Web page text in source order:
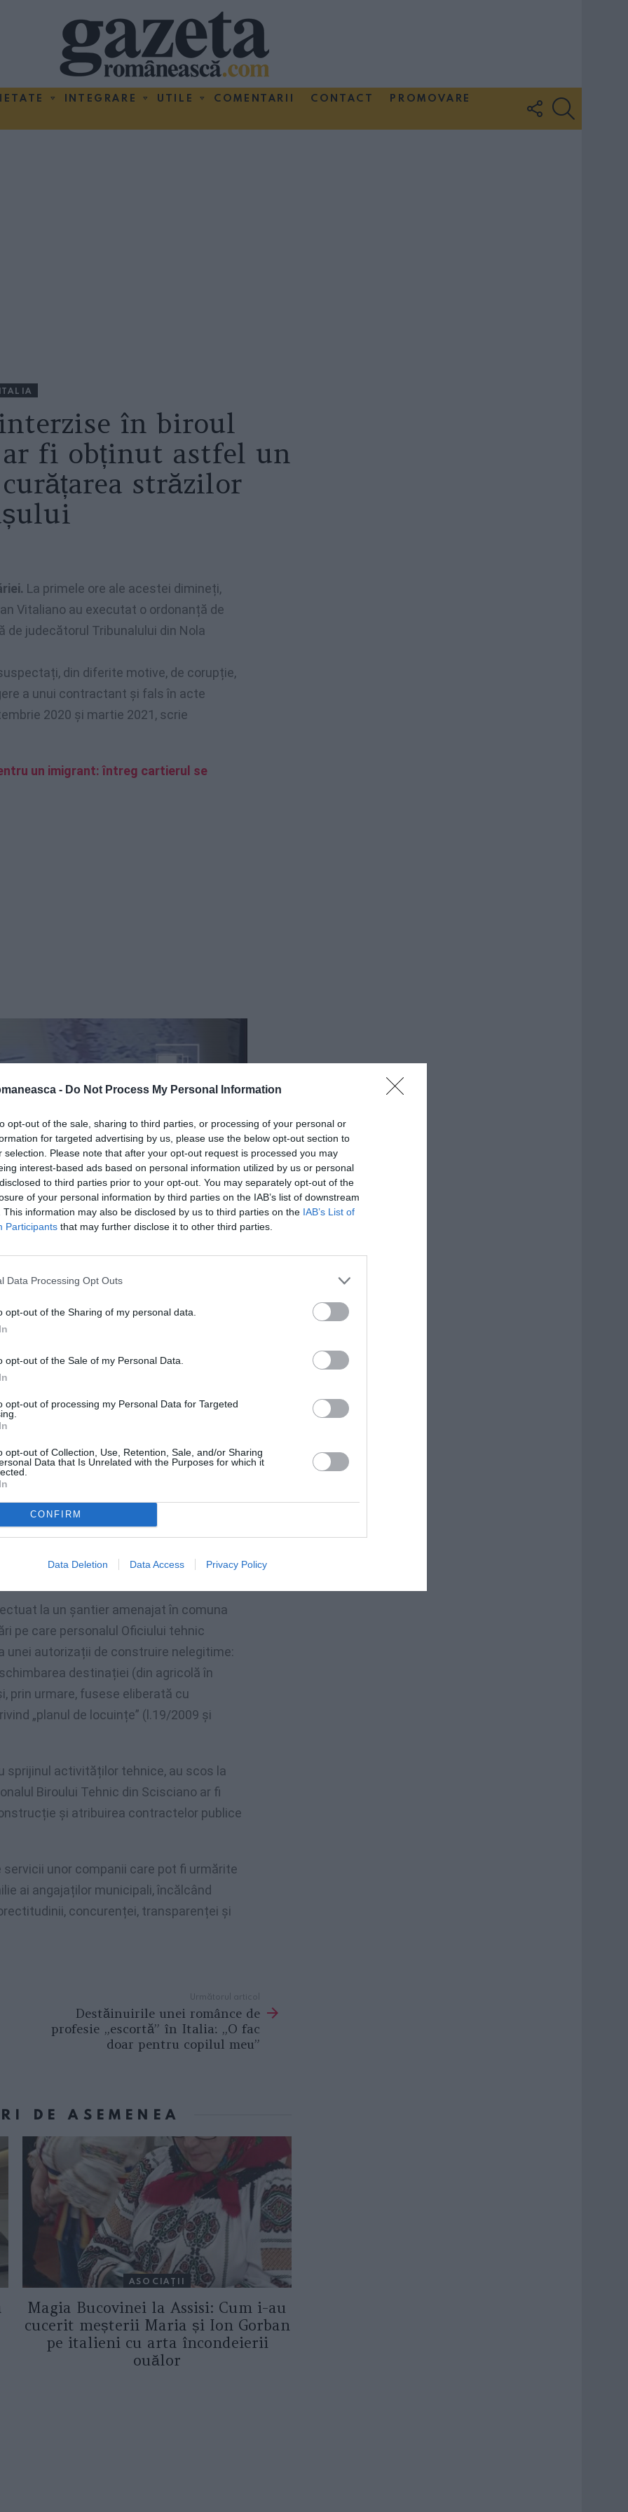
- Do Not Process My Personal Information
opt-out of the sale, sharing to third parties, or processing of your personal or
for targeted advertising by us, please use the below opt-out section to
selection. Please note that after your opt-out request is processed you may
interest-based ads based on personal information utilized by us or personal
to third parties prior to your opt-out. You may separately opt-out of the
of your personal information by third parties on the IAB’s list of downstream
This information may also be disclosed by us to third parties on the IAB’s List of
Participants that may further disclose it to other third parties.
Data Processing Opt Outs
opt-out of the Sharing of my personal data.
opt-out of the Sale of my Personal Data.
opt-out of processing my Personal Data for Targeted
opt-out of Collection, Use, Retention, Sale, and/or Sharing
Data that Is Unrelated with the Purposes for which it
CONFIRM
Data Deletion Data Access Privacy Policy
INTEGRARE UTILE COMENTARII CONTACT
PROMOVARE
FOLLOW
US
ITALIA
în biroul
fi obținut astfel un
străzilor
La primele ore ale acestei dimineți,
Vitaliano au executat o ordonanță de
de judecătorul Tribunalului din Nola
din diferite motive, de corupție,
a unui contractant și fals în acte
2020 și martie 2021, scrie
un imigrant: întreg cartierul se
primăriei
tehnic municipal persoanei de
domeniul eliminării deșeurilor: femeia ar
orașului în schimbul unei prestații
birourilor municipale.
actualul șef al Biroului tehnic al
predecesorul său, în prezent angajat al
un consilier municipal, au primit
în timp ce doi suspecți au primit ordin
la un șantier amenajat în comuna
pe care personalul Oficiului tehnic
unei autorizații de construire nelegitime:
destinației (din agricolă în
prin urmare, fusese eliberată cu
„planul de locuințe” (l.19/2009 și
sprijinul activităților tehnice, au scos la
Biroului Tehnic din Scisciano ar fi
și atribuirea contractelor publice
unor companii care pot fi urmărite
ai angajaților municipali, încălcând
concurenței, transparenței și
Următorul articol
Destăinuirile unei românce de
profesie „escortă” în Italia: „O fac
doar pentru copilul meu”
DE ASEMENEA
ASOCIAŢII
Magia Bucovinei la Assisi: Cum i-au
cucerit meșterii Maria și Ion Gorban
pe italieni cu arta încondeierii
ouălor